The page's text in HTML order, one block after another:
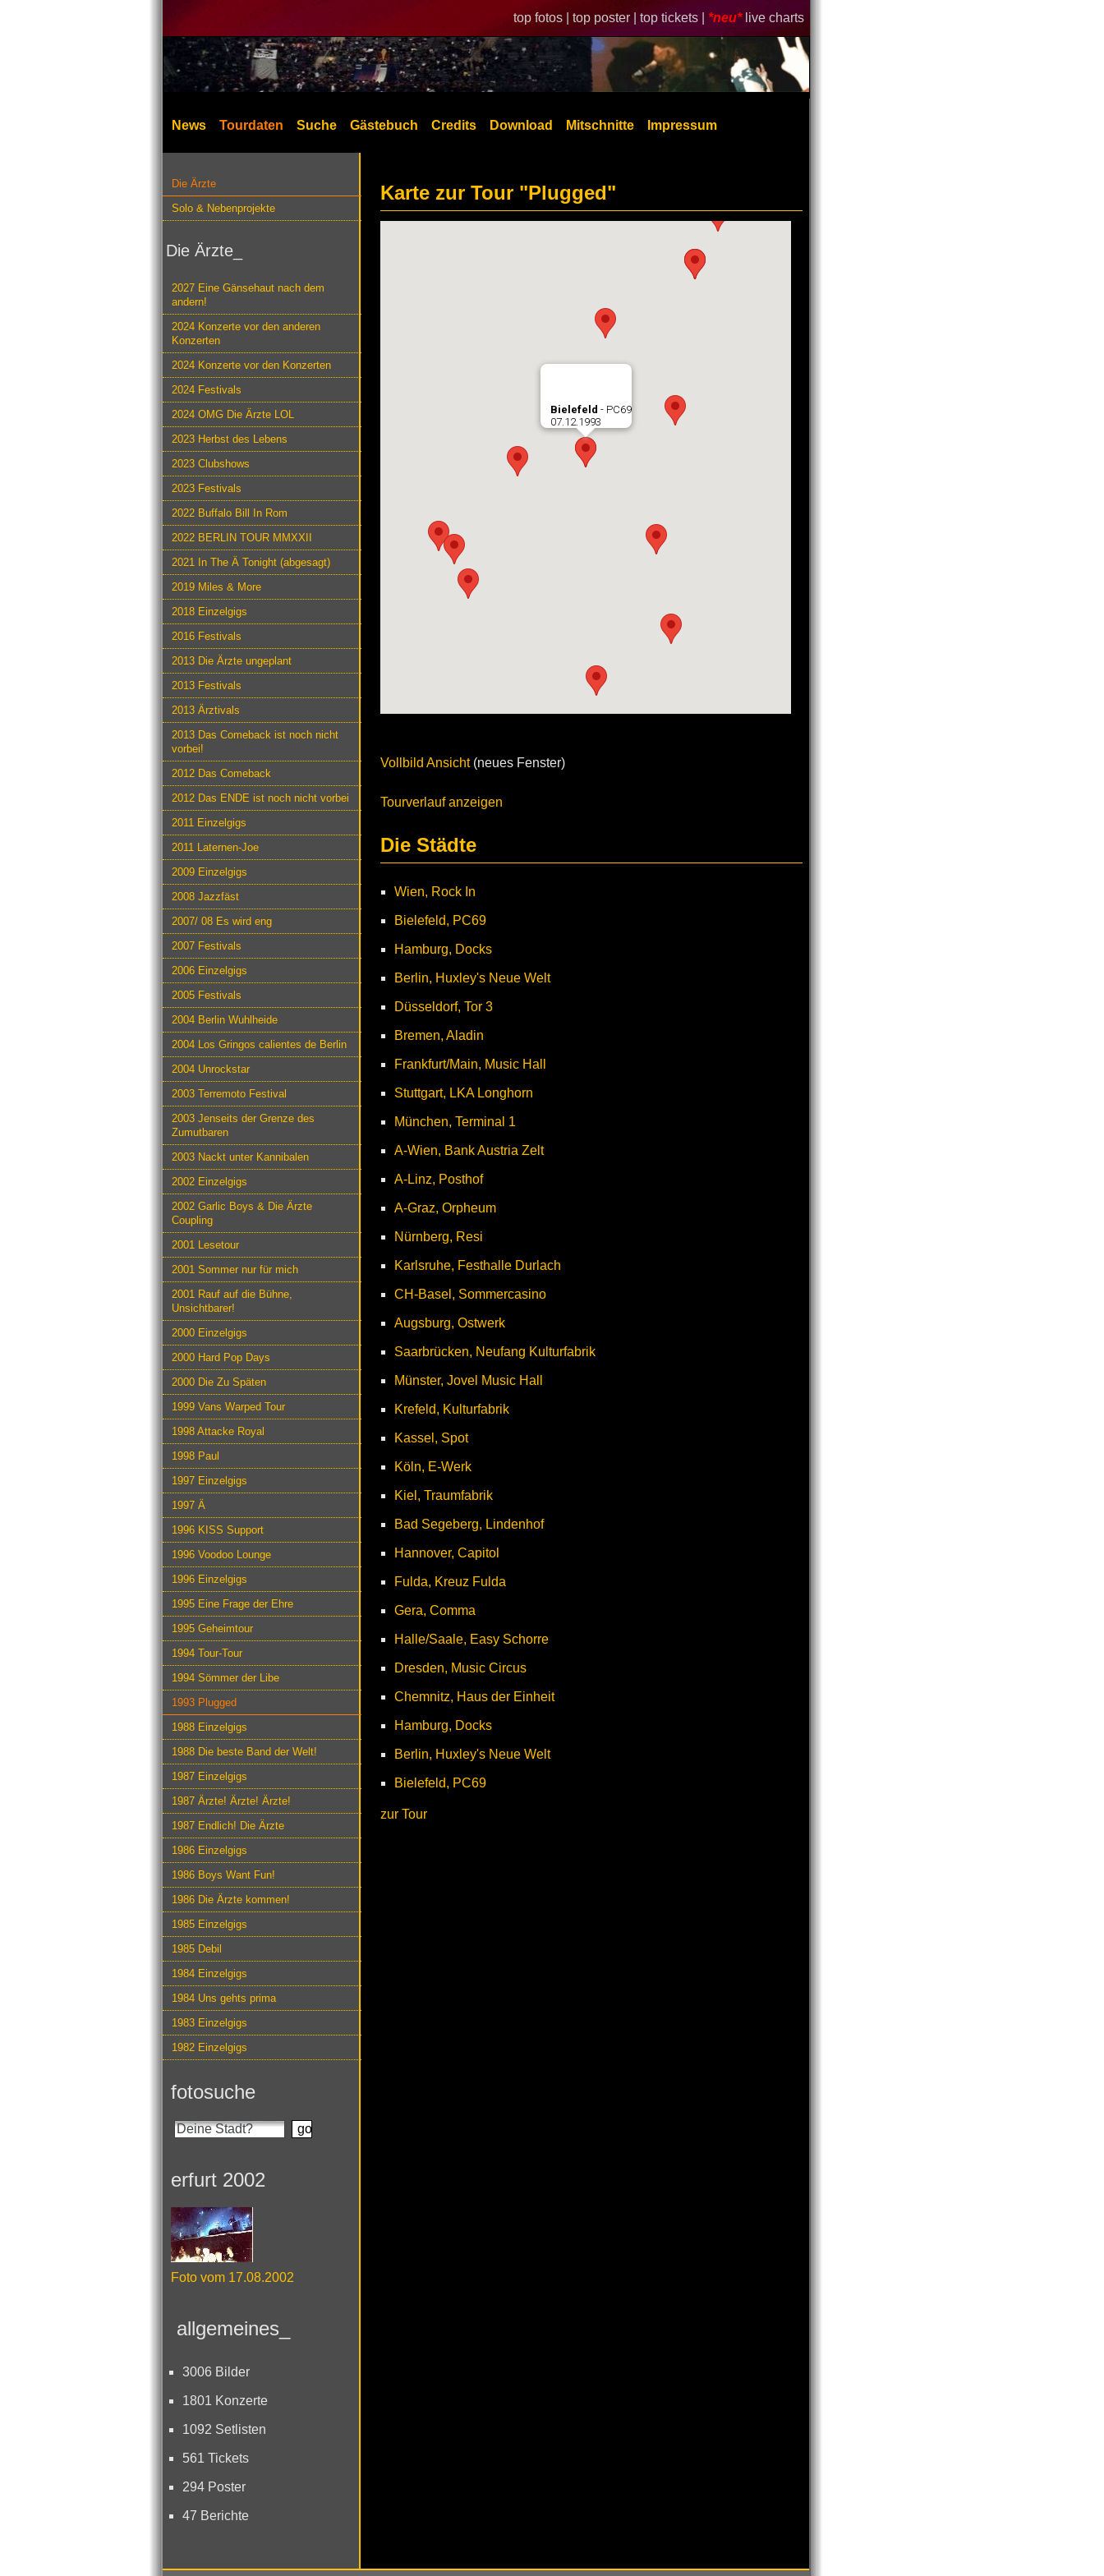
top fotos | top poster | top tickets | *neu* live charts
News Tourdaten Suche Gästebuch Credits Download Mitschnitte Impressum
Die Ärzte
Solo & Nebenprojekte
Die Ärzte_
2027 Eine Gänsehaut nach dem
andern!
2024 Konzerte vor den anderen
Konzerten
2024 Konzerte vor den Konzerten
2024 Festivals
2024 OMG Die Ärzte LOL
2023 Herbst des Lebens
2023 Clubshows
2023 Festivals
2022 Buffalo Bill In Rom
2022 BERLIN TOUR MMXXII
2021 In The Ä Tonight (abgesagt)
2019 Miles & More
2018 Einzelgigs
2016 Festivals
2013 Die Ärzte ungeplant
2013 Festivals
2013 Ärztivals
2013 Das Comeback ist noch nicht
vorbei!
2012 Das Comeback
2012 Das ENDE ist noch nicht vorbei
2011 Einzelgigs
2011 Laternen-Joe
2009 Einzelgigs
2008 Jazzfäst
2007/ 08 Es wird eng
2007 Festivals
2006 Einzelgigs
2005 Festivals
2004 Berlin Wuhlheide
2004 Los Gringos calientes de Berlin
2004 Unrockstar
2003 Terremoto Festival
2003 Jenseits der Grenze des
Zumutbaren
2003 Nackt unter Kannibalen
2002 Einzelgigs
2002 Garlic Boys & Die Ärzte
Coupling
2001 Lesetour
2001 Sommer nur für mich
2001 Rauf auf die Bühne,
Unsichtbarer!
2000 Einzelgigs
2000 Hard Pop Days
2000 Die Zu Späten
1999 Vans Warped Tour
1998 Attacke Royal
1998 Paul
1997 Einzelgigs
1997 Ä
1996 KISS Support
1996 Voodoo Lounge
1996 Einzelgigs
1995 Eine Frage der Ehre
1995 Geheimtour
1994 Tour-Tour
1994 Sömmer der Libe
1993 Plugged
1988 Einzelgigs
1988 Die beste Band der Welt!
1987 Einzelgigs
1987 Ärzte! Ärzte! Ärzte!
1987 Endlich! Die Ärzte
1986 Einzelgigs
1986 Boys Want Fun!
1986 Die Ärzte kommen!
1985 Einzelgigs
1985 Debil
1984 Einzelgigs
1984 Uns gehts prima
1983 Einzelgigs
1982 Einzelgigs
fotosuche
erfurt 2002
Foto vom 17.08.2002
allgemeines_
3006 Bilder
1801 Konzerte
1092 Setlisten
561 Tickets
294 Poster
47 Berichte
Karte zur Tour "Plugged"
Bielefeld - PC69
07.12.1993
Vollbild Ansicht(neues Fenster)
Tourverlauf anzeigen
Die Städte
Wien, Rock In
Bielefeld, PC69
Hamburg, Docks
Berlin, Huxley's Neue Welt
Düsseldorf, Tor 3
Bremen, Aladin
Frankfurt/Main, Music Hall
Stuttgart, LKA Longhorn
München, Terminal 1
A-Wien, Bank Austria Zelt
A-Linz, Posthof
A-Graz, Orpheum
Nürnberg, Resi
Karlsruhe, Festhalle Durlach
CH-Basel, Sommercasino
Augsburg, Ostwerk
Saarbrücken, Neufang Kulturfabrik
Münster, Jovel Music Hall
Krefeld, Kulturfabrik
Kassel, Spot
Köln, E-Werk
Kiel, Traumfabrik
Bad Segeberg, Lindenhof
Hannover, Capitol
Fulda, Kreuz Fulda
Gera, Comma
Halle/Saale, Easy Schorre
Dresden, Music Circus
Chemnitz, Haus der Einheit
Hamburg, Docks
Berlin, Huxley's Neue Welt
Bielefeld, PC69
zur Tour